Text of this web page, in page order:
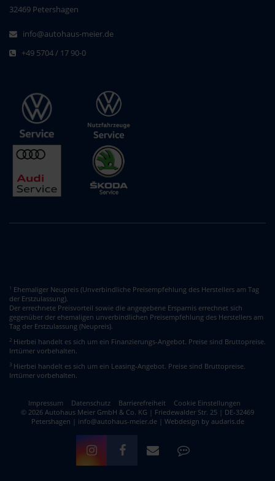
32469 Petershagen
info@autohaus-meier.de
+49 5704 / 17 90-0
1 Ehemaliger Neupreis (Unverbindliche Preisempfehlung des Herstellers am Tag
der Erstzulassung).
Der errechnete Preisvorteil sowie die angegebene Ersparnis errechnet sich
gegenüber der ehemaligen unverbindlichen Preisempfehlung des Herstellers am
Tag der Erstzulassung (Neupreis).
2 Hierbei handelt es sich um ein Finanzierungs-Angebot. Preise sind Bruttopreise.
Irrtümer vorbehalten.
3 Hierbei handelt es sich um ein Leasing-Angebot. Preise sind Bruttopreise.
Irrtümer vorbehalten.
Impressum Datenschutz Barrierefreiheit
Cookie Einstellungen
© 2026 Autohaus Meier GmbH & Co. KG | Friedewalder Str. 25 | DE-32469
Petershagen | info@autohaus-meier.de | Webdesign by audaris.de